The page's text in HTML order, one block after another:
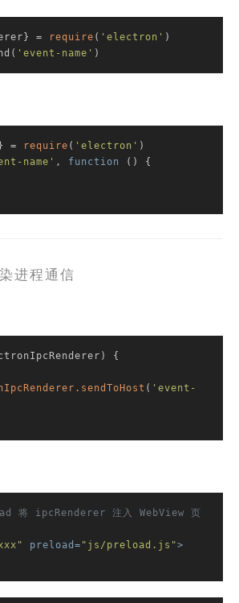
= require ( 'electron' )
'event-name' )
= require ( 'electron' )
name' , function ( ) {
进程通信
{
.sendToHost ( 'event-
将 ipcRenderer 注入 WebView 页
preload = "js/preload.js">